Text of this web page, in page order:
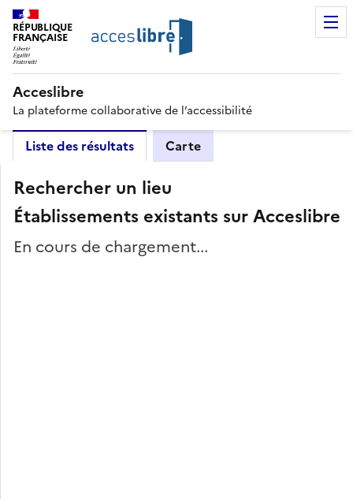
RÉPUBLIQUE
FRANÇAISE
Acceslibre
La plateforme collaborative de l’accessibilité
Liste des résultats Carte
Rechercher un lieu
Établissements existants sur Acceslibre
En cours de chargement...